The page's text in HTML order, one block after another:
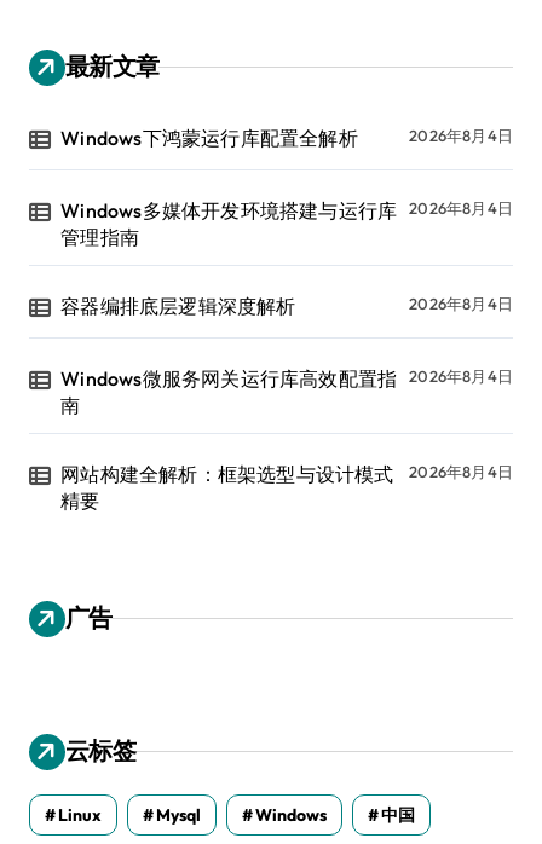
最新文章
Windows下鸿蒙运行库配置全解析 2026年8月4日
Windows多媒体开发环境搭建与运行库
管理指南
2026年8月4日
容器编排底层逻辑深度解析 2026年8月4日
Windows微服务网关运行库高效配置指
南
2026年8月4日
网站构建全解析：框架选型与设计模式
精要
2026年8月4日
广告
云标签
Linux Mysql Windows 中国